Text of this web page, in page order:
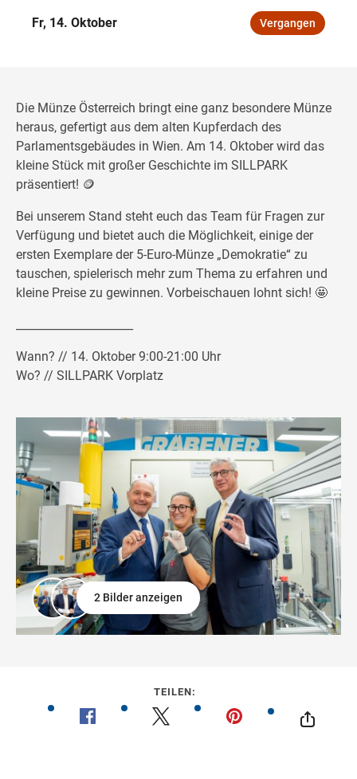
Fr, 14. Oktober Vergangen
Die Münze Österreich bringt eine ganz besondere Münze
heraus, gefertigt aus dem alten Kupferdach des
Parlamentsgebäudes in Wien. Am 14. Oktober wird das
kleine Stück mit großer Geschichte im SILLPARK
präsentiert! 🪙
Bei unserem Stand steht euch das Team für Fragen zur
Verfügung und bietet auch die Möglichkeit, einige der
ersten Exemplare der 5-Euro-Münze „Demokratie“ zu
tauschen, spielerisch mehr zum Thema zu erfahren und
kleine Preise zu gewinnen. Vorbeischauen lohnt sich! 🤩
Wann? // 14. Oktober 9:00-21:00 Uhr
Wo? // SILLPARK Vorplatz
2 Bilder anzeigen
TEILEN: